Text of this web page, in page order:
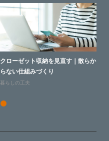
クローゼット収納を見直す｜散らか
らない仕組みづくり
暮らしの工夫